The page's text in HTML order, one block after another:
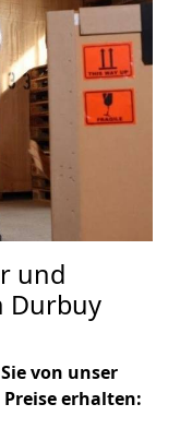
und
Durbuy
von unser
erhalten: